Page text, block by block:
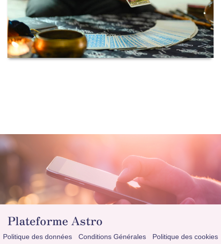
Plateforme Astro
Politique des données Conditions Générales Politique des cookies